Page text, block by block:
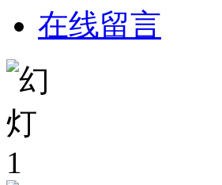
在线留言